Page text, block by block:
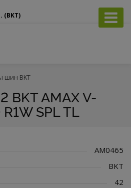
шин BKT
BKT AMAX V-
SPL TL
AM0465
BKT
42